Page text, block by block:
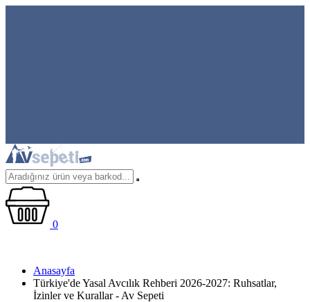
0
Anasayfa
Türkiye'de Yasal Avcılık Rehberi 2026-2027: Ruhsatlar,
İzinler ve Kurallar - Av Sepeti